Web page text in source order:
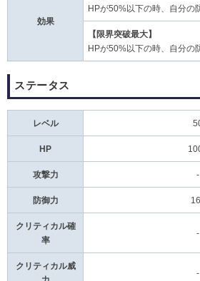
効果
HPが50%以下の時、自分の
【限界突破最大】
HPが50%以下の時、自分の
ステータス
レベル
HP
攻撃力 -
防御力
クリティカル確
率
-
クリティカル威
-